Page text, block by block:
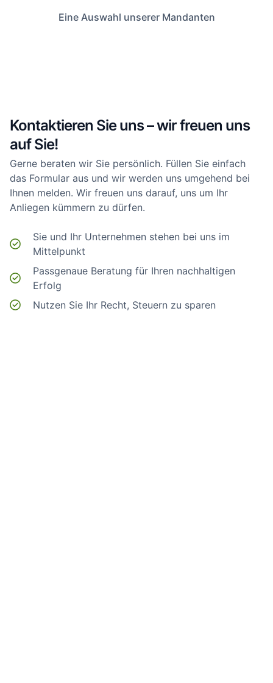
Eine Auswahl unserer Mandanten
Kontaktieren Sie uns – wir freuen uns
auf Sie!
Gerne beraten wir Sie persönlich. Füllen Sie einfach
das Formular aus und wir werden uns umgehend bei
Ihnen melden. Wir freuen uns darauf, uns um Ihr
Anliegen kümmern zu dürfen.
Sie und Ihr Unternehmen stehen bei uns im
Mittelpunkt
Passgenaue Beratung für Ihren nachhaltigen
Erfolg
Nutzen Sie Ihr Recht, Steuern zu sparen